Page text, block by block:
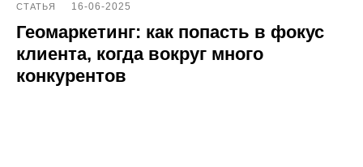
СТАТЬЯ 16-06-2025
Геомаркетинг: как попасть в фокус
клиента, когда вокруг много
конкурентов